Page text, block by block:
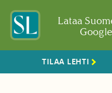
Lataa
TILAA LEHTI